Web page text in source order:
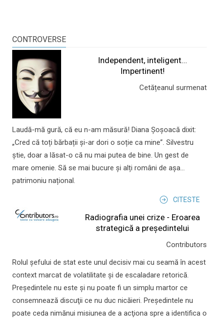
CONTROVERSE
Independent, inteligent...
Impertinent!
Cetățeanul surmenat
Laudă-mă gură, că eu n-am măsură! Diana Șoșoacă dixit:
„Cred că toți bărbații și-ar dori o soție ca mine”. Silvestru
știe, doar a lăsat-o că nu mai putea de bine. Un gest de
mare omenie. Să se mai bucure și alți români de așa...
patrimoniu național.
CITESTE
Radiografia unei crize - Eroarea
strategică a președintelui
Contributors
Rolul şefului de stat este unul decisiv mai cu seamă în acest
context marcat de volatilitate şi de escaladare retorică.
Preşedintele nu este şi nu poate fi un simplu martor ce
consemnează discuţii ce nu duc nicăieri. Preşedintele nu
poate ceda nimănui misiunea de a acţiona spre a identifica o